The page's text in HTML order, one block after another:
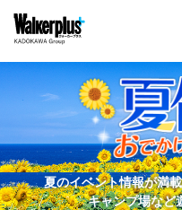
夏のイベント情報が満
キャンプ場など